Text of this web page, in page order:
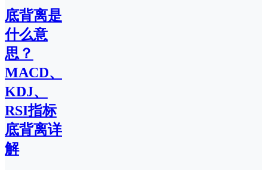
底背离是
什么意
思？
MACD、
KDJ、
RSI指标
底背离详
解